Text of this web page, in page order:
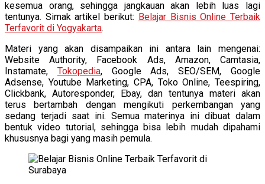
kesemua orang, sehingga jangkauan akan lebih luas lagi
tentunya. Simak artikel berikut: Belajar Bisnis Online Terbaik
Terfavorit di Yogyakarta.
Materi yang akan disampaikan ini antara lain mengenai:
Website Authority, Facebook Ads, Amazon, Camtasia,
Instamate, Tokopedia, Google Ads, SEO/SEM, Google
Adsense, Youtube Marketing, CPA, Toko Online, Teespiring,
Clickbank, Autoresponder, Ebay, dan tentunya materi akan
terus bertambah dengan mengikuti perkembangan yang
sedang terjadi saat ini. Semua materinya ini dibuat dalam
bentuk video tutorial, sehingga bisa lebih mudah dipahami
khususnya bagi yang masih pemula.